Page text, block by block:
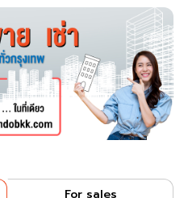
For sales